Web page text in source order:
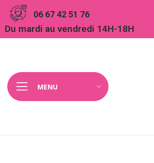
Panneau de gestion des cookies
06 67 42 51 76
Du mardi au vendredi 14H-18H
MENU